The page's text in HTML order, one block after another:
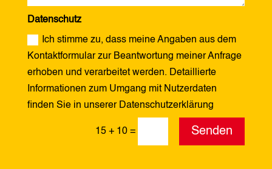
Datenschutz
Ich stimme zu, dass meine Angaben aus dem
Kontaktformular zur Beantwortung meiner Anfrage
erhoben und verarbeitet werden. Detaillierte
Informationen zum Umgang mit Nutzerdaten
finden Sie in unserer Datenschutzerklärung
15 + 10 = Senden